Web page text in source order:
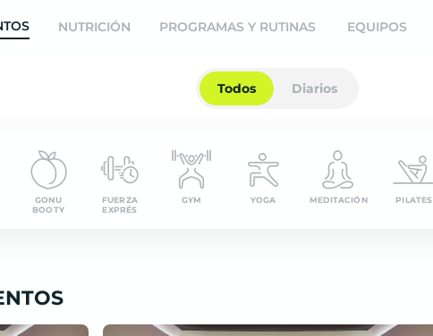
NUTRICIÓN PROGRAMAS Y RUTINAS EQUIPOS
Todos Diarios
GONU
BOOTY
FUERZA
EXPRÉS
GYM YOGA MEDITACIÓN PILATES